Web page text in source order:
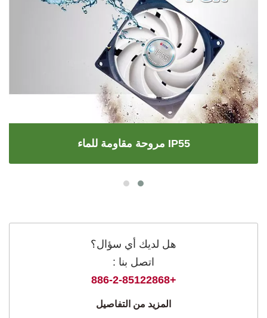
مروحة مقاومة للماء IP55
هل لديك أي سؤال؟
اتصل بنا :
+886-2-85122868
المزيد من التفاصيل